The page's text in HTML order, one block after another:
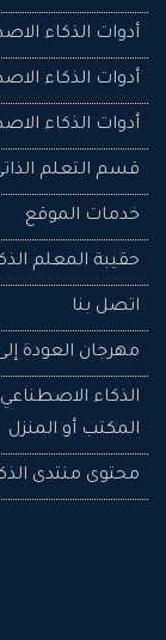
اسم المستخدم
كلمة المرور
تذكرني
تسجيل الدخول
نسيت
كلمـة
المرور؟
اسم
المستخدم؟
أدوات الذكاء
أدوات الذكاء
أدوات الذكاء
قسم التعلم
خدمات الموقع
حقيبة المعلم
اتصل بنا
مهرجان العودة
الذكاء
المكتب أو المنزل
محتوى منتدى